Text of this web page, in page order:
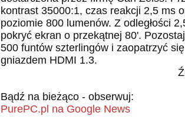
kontrast 35000:1, czas reakcji 2,5 ms
poziomie 800 lumenów. Z odległości
pokryć ekran o przekątnej 80'.
500 funtów szterlingów i zaopatrzyć
gniazdem HDMI 1.3.
Bądź na bieżąco - obserwuj:
PurePC.pl na Google News